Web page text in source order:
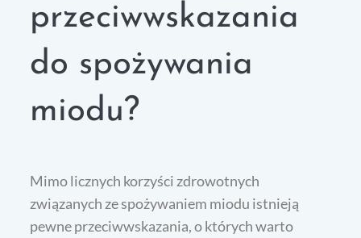
przeciwwskazania
do spożywania
miodu?
Mimo licznych korzyści zdrowotnych
związanych ze spożywaniem miodu istnieją
pewne przeciwwskazania, o których warto